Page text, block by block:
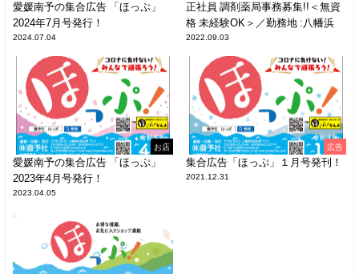
愛媛南予の集合広告 「ほっぷ」
2024年7月号発行！
2024.07.04
正社員 調剤薬局事務募集!!＜無資
格 未経験OK＞／勤務地 :八幡浜
2022.09.03
お店
愛媛南予の集合広告 「ほっぷ」
2023年4月号発行！
2023.04.05
広告
集合広告「ほっぷ」１月号発刊！
2021.12.31